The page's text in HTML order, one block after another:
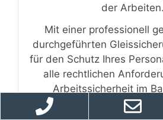
der Arbeiten.
Mit einer professionell
durchgeführten
für den Schutz Ihres
alle rechtlichen
Arbeitssicherheit im